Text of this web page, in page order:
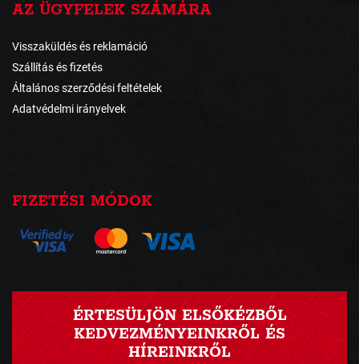
AZ ÜGYFELEK SZÁMÁRA
Visszaküldés és reklamáció
Szállítás és fizetés
Általános szerződési feltételek
Adatvédelmi irányelvek
FIZETÉSI MÓDOK
ÉRTESÜLJÖN ELSŐKÉZBŐL
KEDVEZMÉNYEINKRŐL ÉS
HÍREINKRŐL